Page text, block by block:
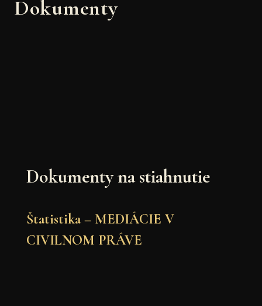
Dokumenty
Dokumenty na stiahnutie
Štatistika – MEDIÁCIE V
CIVILNOM PRÁVE